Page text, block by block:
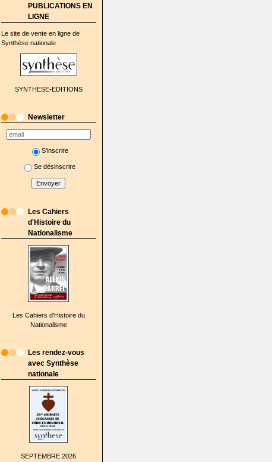
PUBLICATIONS EN
LIGNE
Le site de vente en ligne de
Synthèse nationale
SYNTHESE-EDITIONS
Newsletter
S'inscrire
Se désinscrire
Les Cahiers
d'Histoire du
Nationalisme
Les Cahiers d'Histoire du
Nationalisme
Les rendez-vous
avec Synthèse
nationale
SEPTEMBRE 2026